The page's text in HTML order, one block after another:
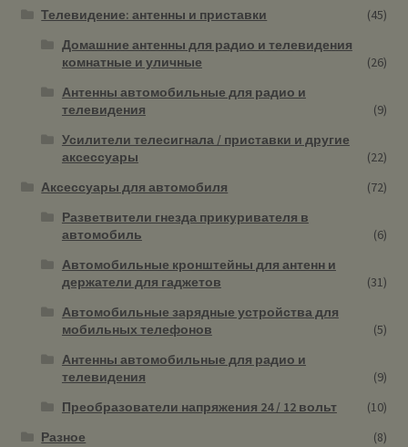
Телевидение: антенны и приставки
(45)
Домашние антенны для радио и телевидения
комнатные и уличные
(26)
Антенны автомобильные для радио и
телевидения
(9)
Усилители телесигнала / приставки и другие
аксессуары
(22)
Аксессуары для автомобиля
(72)
Разветвители гнезда прикуривателя в
автомобиль
(6)
Автомобильные кронштейны для антенн и
держатели для гаджетов
(31)
Автомобильные зарядные устройства для
мобильных телефонов
(5)
Антенны автомобильные для радио и
телевидения
(9)
Преобразователи напряжения 24 / 12 вольт
(10)
Разное
(8)